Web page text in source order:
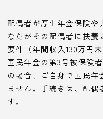
配偶者が厚生年金保険や
なたがその配偶者に扶養
要件（年間収入130万円
国民年金の第3号被保険
の場合、ご自身で国民年
ません。手続きは、配偶
す。